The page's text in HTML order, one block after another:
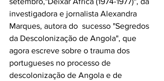
investigadora e jornalista Alexandra
Marques, autora do  sucesso "Segredos
da Descolonização de Angola", que
agora escreve sobre o trauma dos
portugueses no processo de
descolonização de Angola e de